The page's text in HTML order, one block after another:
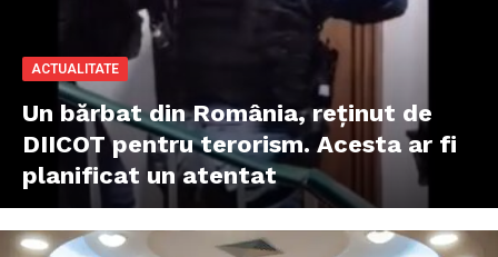
ACTUALITATE
Un bărbat din România, reținut de
DIICOT pentru terorism. Acesta ar fi
planificat un atentat